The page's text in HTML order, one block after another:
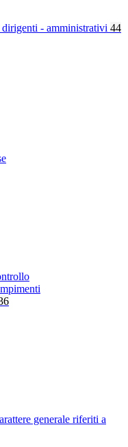
- amministrativi 44
generale riferiti a